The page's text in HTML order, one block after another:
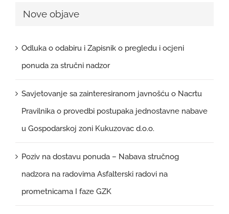
Nove objave
Odluka o odabiru i Zapisnik o pregledu i ocjeni
ponuda za stručni nadzor
Savjetovanje sa zainteresiranom javnošću o Nacrtu
Pravilnika o provedbi postupaka jednostavne nabave
u Gospodarskoj zoni Kukuzovac d.o.o.
Poziv na dostavu ponuda – Nabava stručnog
nadzora na radovima Asfalterski radovi na
prometnicama I faze GZK